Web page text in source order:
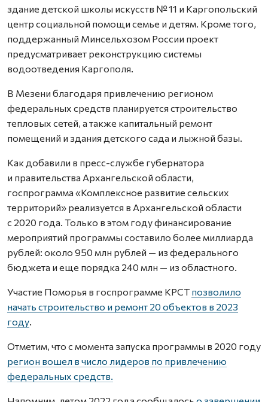
здание детской школы искусств № 11 и Каргопольский
центр социальной помощи семье и детям. Кроме того,
поддержанный Минсельхозом России проект
предусматривает реконструкцию системы
водоотведения Каргополя.
В Мезени благодаря привлечению регионом
федеральных средств планируется строительство
тепловых сетей, а также капитальный ремонт
помещений и здания детского сада и лыжной базы.
Как добавили в пресс-службе губернатора
и правительства Архангельской области,
госпрограмма «Комплексное развитие сельских
территорий» реализуется в Архангельской области
с 2020 года. Только в этом году финансирование
мероприятий программы составило более миллиарда
рублей: около 950 млн рублей — из федерального
бюджета и еще порядка 240 млн — из областного.
Участие Поморья в госпрограмме КРСТ позволило
начать строительство и ремонт 20 объектов в 2023
году.
Отметим, что с момента запуска программы в 2020 году
регион вошел в число лидеров по привлечению
федеральных средств.